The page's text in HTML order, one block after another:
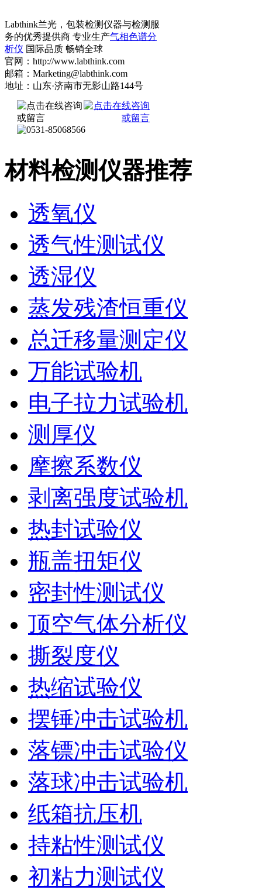
Labthink兰光，包装检测仪器与检测服
务的优秀提供商 专业生产气相色谱分
析仪 国际品质 畅销全球
官网：http://www.labthink.com
邮箱：Marketing@labthink.com
地址：山东·济南市无影山路144号
材料检测仪器推荐
透氧仪
透气性测试仪
透湿仪
蒸发残渣恒重仪
总迁移量测定仪
万能试验机
电子拉力试验机
测厚仪
摩擦系数仪
剥离强度试验机
热封试验仪
瓶盖扭矩仪
密封性测试仪
顶空气体分析仪
撕裂度仪
热缩试验仪
摆锤冲击试验机
落镖冲击试验仪
落球冲击试验机
纸箱抗压机
持粘性测试仪
初粘力测试仪